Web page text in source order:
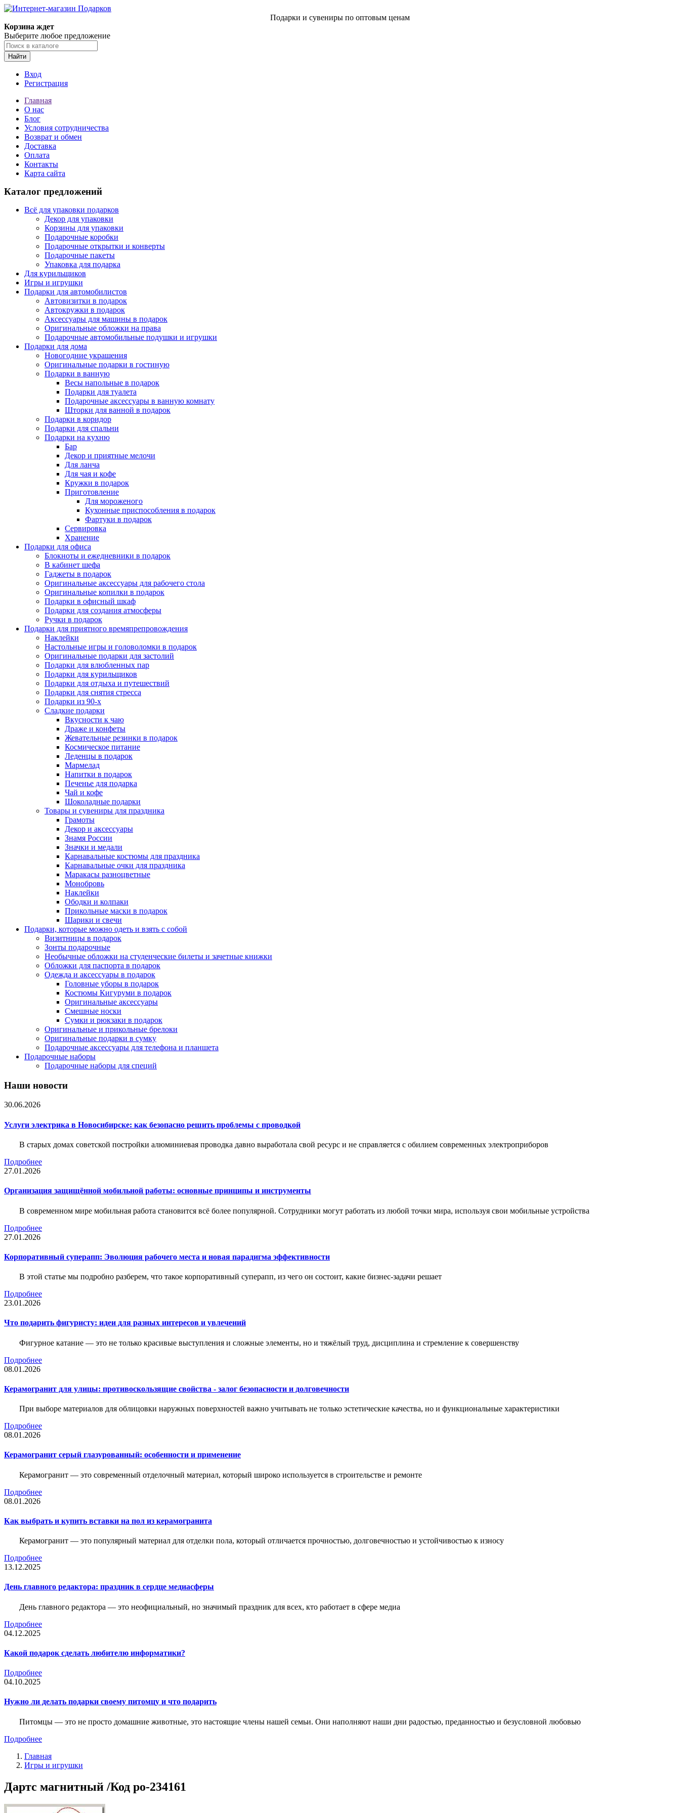
Подарки и сувениры по оптовым ценам
Корзина ждет
Выберите любое предложение
Найти
Вход
Регистрация
Главная
О нас
Блог
Условия сотрудничества
Возврат и обмен
Доставка
Оплата
Контакты
Карта сайта
Каталог предложений
Всё для упаковки подарков
Декор для упаковки
Корзины для упаковки
Подарочные коробки
Подарочные открытки и конверты
Подарочные пакеты
Упаковка для подарка
Для курильщиков
Игры и игрушки
Подарки для автомобилистов
Автовизитки в подарок
Автокружки в подарок
Аксессуары для машины в подарок
Оригинальные обложки на права
Подарочные автомобильные подушки и игрушки
Подарки для дома
Новогодние украшения
Оригинальные подарки в гостиную
Подарки в ванную
Весы напольные в подарок
Подарки для туалета
Подарочные аксессуары в ванную комнату
Шторки для ванной в подарок
Подарки в коридор
Подарки для спальни
Подарки на кухню
Бар
Декор и приятные мелочи
Для ланча
Для чая и кофе
Кружки в подарок
Приготовление
Для мороженого
Кухонные приспособления в подарок
Фартуки в подарок
Сервировка
Хранение
Подарки для офиса
Блокноты и ежедневники в подарок
В кабинет шефа
Гаджеты в подарок
Оригинальные аксессуары для рабочего стола
Оригинальные копилки в подарок
Подарки в офисный шкаф
Подарки для создания атмосферы
Ручки в подарок
Подарки для приятного времяпрепровождения
Наклейки
Настольные игры и головоломки в подарок
Оригинальные подарки для застолий
Подарки для влюбленных пар
Подарки для курильщиков
Подарки для отдыха и путешествий
Подарки для снятия стресса
Подарки из 90-х
Сладкие подарки
Вкусности к чаю
Драже и конфеты
Жевательные резинки в подарок
Космическое питание
Леденцы в подарок
Мармелад
Напитки в подарок
Печенье для подарка
Чай и кофе
Шоколадные подарки
Товары и сувениры для праздника
Грамоты
Декор и аксессуары
Знамя России
Значки и медали
Карнавальные костюмы для праздника
Карнавальные очки для праздника
Маракасы разноцветные
Монобровь
Наклейки
Ободки и колпаки
Прикольные маски в подарок
Шарики и свечи
Подарки, которые можно одеть и взять с собой
Визитницы в подарок
Зонты подарочные
Необычные обложки на студенческие билеты и зачетные книжки
Обложки для паспорта в подарок
Одежда и аксессуары в подарок
Головные уборы в подарок
Костюмы Кигуруми в подарок
Оригинальные аксессуары
Смешные носки
Сумки и рюкзаки в подарок
Оригинальные и прикольные брелоки
Оригинальные подарки в сумку
Подарочные аксессуары для телефона и планшета
Подарочные наборы
Подарочные наборы для специй
Наши новости
30.06.2026
Услуги электрика в Новосибирске: как безопасно решить проблемы с проводкой
В старых домах советской постройки алюминиевая проводка давно выработала свой ресурс и не справляется с обилием современных электроприборов
Подробнее
27.01.2026
Организация защищённой мобильной работы: основные принципы и инструменты
В современном мире мобильная работа становится всё более популярной. Сотрудники могут работать из любой точки мира, используя свои мобильные устройства
Подробнее
27.01.2026
Корпоративный суперапп: Эволюция рабочего места и новая парадигма эффективности
В этой статье мы подробно разберем, что такое корпоративный суперапп, из чего он состоит, какие бизнес-задачи решает
Подробнее
23.01.2026
Что подарить фигуристу: идеи для разных интересов и увлечений
Фигурное катание — это не только красивые выступления и сложные элементы, но и тяжёлый труд, дисциплина и стремление к совершенству
Подробнее
08.01.2026
Керамогранит для улицы: противоскользящие свойства - залог безопасности и долговечности
При выборе материалов для облицовки наружных поверхностей важно учитывать не только эстетические качества, но и функциональные характеристики
Подробнее
08.01.2026
Керамогранит серый глазурованный: особенности и применение
Керамогранит — это современный отделочный материал, который широко используется в строительстве и ремонте
Подробнее
08.01.2026
Как выбрать и купить вставки на пол из керамогранита
Керамогранит — это популярный материал для отделки пола, который отличается прочностью, долговечностью и устойчивостью к износу
Подробнее
13.12.2025
День главного редактора: праздник в сердце медиасферы
День главного редактора — это неофициальный, но значимый праздник для всех, кто работает в сфере медиа
Подробнее
04.12.2025
Какой подарок сделать любителю информатики?
Подробнее
04.10.2025
Нужно ли делать подарки своему питомцу и что подарить
Питомцы — это не просто домашние животные, это настоящие члены нашей семьи. Они наполняют наши дни радостью, преданностью и безусловной любовью
Подробнее
Главная
Игры и игрушки
Дартс магнитный /Код po-234161